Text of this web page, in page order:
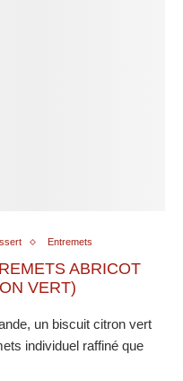
Entremets
ABRICOT
VERT)
un biscuit citron vert
individuel raffiné que